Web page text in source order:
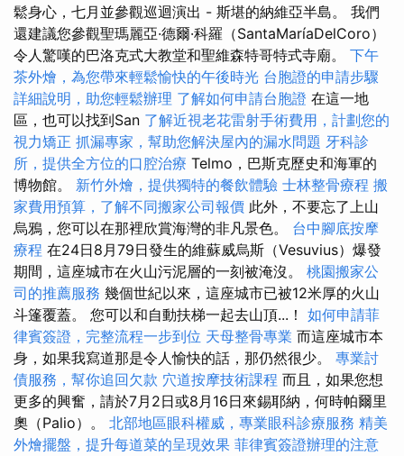
鬆身心，七月並參觀巡迴演出 - 斯堪的納維亞半島。 我們
還建議您參觀聖瑪麗亞·德爾·科羅（SantaMaríaDelCoro）
令人驚嘆的巴洛克式大教堂和聖維森特哥特式寺廟。 下午
茶外燴，為您帶來輕鬆愉快的午後時光 台胞證的申請步驟
詳細說明，助您輕鬆辦理 了解如何申請台胞證 在這一地
區，也可以找到San 了解近視老花雷射手術費用，計劃您的
視力矯正 抓漏專家，幫助您解決屋內的漏水問題 牙科診
所，提供全方位的口腔治療 Telmo，巴斯克歷史和海軍的
博物館。 新竹外燴，提供獨特的餐飲體驗 士林整骨療程 搬
家費用預算，了解不同搬家公司報價 此外，不要忘了上山
烏鴉，您可以在那裡欣賞海灣的非凡景色。 台中腳底按摩
療程 在24日8月79日發生的維蘇威烏斯（Vesuvius）爆發
期間，這座城市在火山污泥層的一刻被淹沒。 桃園搬家公
司的推薦服務 幾個世紀以來，這座城市已被12米厚的火山
斗篷覆蓋。 您可以和自動扶梯一起去山頂...！ 如何申請菲
律賓簽證，完整流程一步到位 天母整骨專業 而這座城市本
身，如果我寫道那是令人愉快的話，那仍然很少。 專業討
債服務，幫你追回欠款 穴道按摩技術課程 而且，如果您想
更多的興奮，請於7月2日或8月16日來錫耶納，何時帕爾里
奧（Palio）。 北部地區眼科權威，專業眼科診療服務 精美
外燴擺盤，提升每道菜的呈現效果 菲律賓簽證辦理的注意